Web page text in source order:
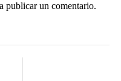
publicar un comentario.